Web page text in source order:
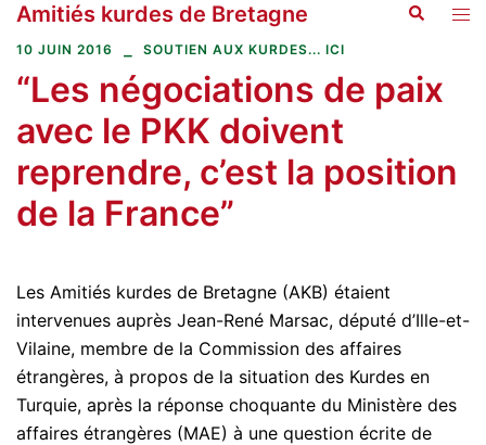
Aller
au
Amitiés kurdes de Bretagne
10 JUIN 2016 SOUTIEN AUX KURDES... ICI
“Les négociations de paix
avec le PKK doivent
reprendre, c’est la position
de la France”
Les Amitiés kurdes de Bretagne (AKB) étaient
intervenues auprès Jean-René Marsac, député d’Ille-et-
Vilaine, membre de la Commission des affaires
étrangères, à propos de la situation des Kurdes en
Turquie, après la réponse choquante du Ministère des
affaires étrangères (MAE) à une question écrite de